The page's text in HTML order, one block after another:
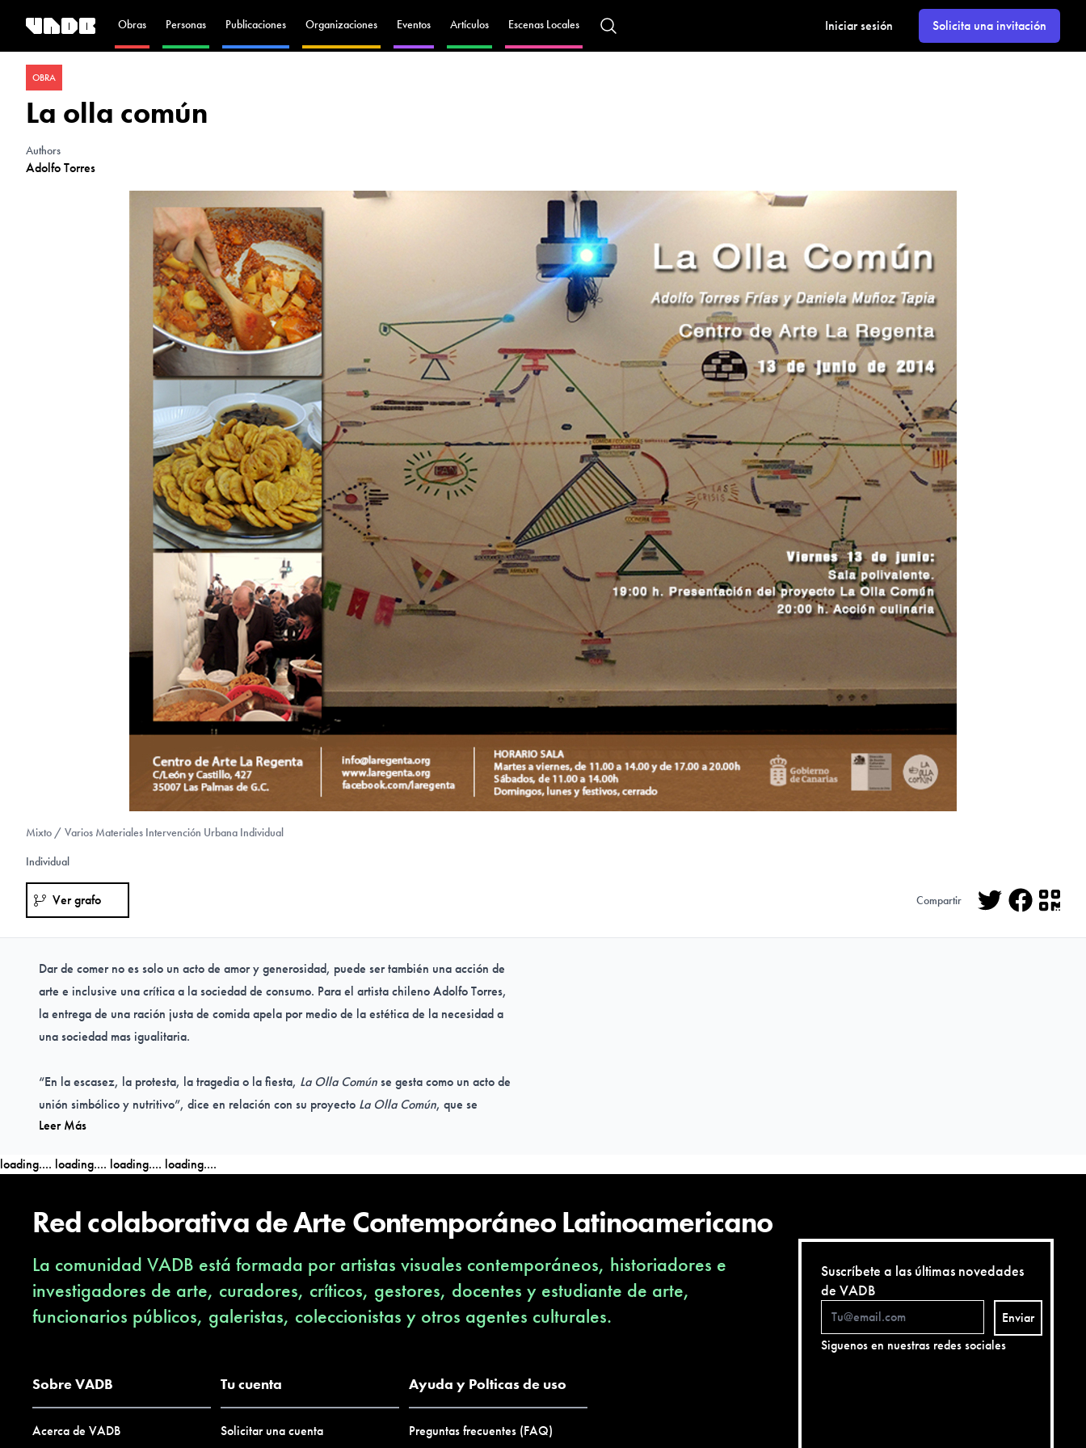
Obras Personas Publicaciones Organizaciones Eventos Artículos Escenas Locales Iniciar sesión Solicita una invitación
OBRA
La olla común
Authors
Adolfo Torres
Mixto / Varios Materiales Intervención Urbana Individual
Individual
Ver grafo Compartir
Dar de comer no es solo un acto de amor y generosidad, puede ser también una acción de
arte e inclusive una crítica a la sociedad de consumo. Para el artista chileno Adolfo Torres,
la entrega de una ración justa de comida apela por medio de la estética de la necesidad a
una sociedad mas igualitaria.
“En la escasez, la protesta, la tragedia o la fiesta, La Olla Comúnse gesta como un acto de
unión simbólico y nutritivo”, dice en relación con su proyecto La Olla Común, que se
estará presentando en la Bienal Siart, en Bolivia, bajo la curaduría del chileno Justo Pastor
parte de un evento para beneficio de todos, ya que, sea por celebración o por necesidad,
la olla común contrarresta las situaciones adversas, la crisis y sobretodo el hambre con el
componente popular de la comida.
http://blog.caroinc.net/dar-de-comer-la-olla-comun-de-adolfo-torres/
Leer Más
loading.... loading.... loading.... loading....
Red colaborativa de Arte Contemporáneo Latinoamericano
La comunidad VADB está formada por artistas visuales contemporáneos, historiadores e
investigadores de arte, curadores, críticos, gestores, docentes y estudiante de arte,
funcionarios públicos, galeristas, coleccionistas y otros agentes culturales.
Sobre VADB
Acerca de VADB
Tu cuenta
Solicitar una cuenta
Ayuda y Polticas de uso
Preguntas frecuentes (FAQ)
Suscríbete a las últimas novedades
de VADB
Enviar
Siguenos en nuestras redes sociales